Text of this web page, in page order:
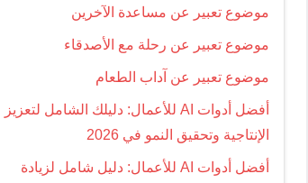
موضوع تعبير عن مساعدة الآخرين
موضوع تعبير عن رحلة مع الأصدقاء
موضوع تعبير عن آداب الطعام
أفضل أدوات AI للأعمال: دليلك الشامل لتعزيز
الإنتاجية وتحقيق النمو في 2026
أفضل أدوات AI للأعمال: دليل شامل لزيادة